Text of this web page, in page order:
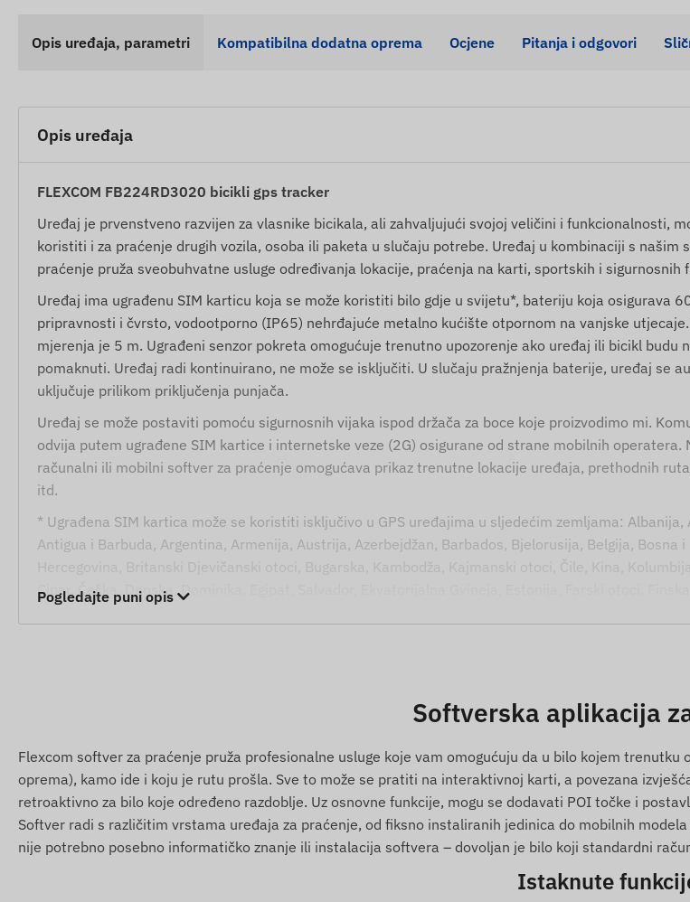
Opis uređaja, parametri Kompatibilna dodatna oprema Ocjene Pitanja i odgovori
Opis uređaja
FLEXCOM FB224RD3020 bicikli gps tracker
Uređaj je prvenstveno razvijen za vlasnike bicikala, ali zahvaljujući svojoj veličini i funkcionalnosti,
koristiti i za praćenje drugih vozila, osoba ili paketa u slučaju potrebe. Uređaj u kombinaciji s našim
praćenje pruža sveobuhvatne usluge određivanja lokacije, praćenja na karti, sportskih i sigurnosnih
Uređaj ima ugrađenu SIM karticu koja se može koristiti bilo gdje u svijetu*, bateriju koja osigurava
pripravnosti i čvrsto, vodootporno (IP65) nehrđajuće metalno kućište otpornom na vanjske
mjerenja je 5 m. Ugrađeni senzor pokreta omogućuje trenutno upozorenje ako uređaj ili bicikl budu
pomaknuti. Uređaj radi kontinuirano, ne može se isključiti. U slučaju pražnjenja baterije, uređaj se
uključuje prilikom priključenja punjača.
Uređaj se može postaviti pomoću sigurnosnih vijaka ispod držača za boce koje proizvodimo mi.
odvija putem ugrađene SIM kartice i internetske veze (2G) osigurane od strane mobilnih operatera.
računalni ili mobilni softver za praćenje omogućava prikaz trenutne lokacije uređaja, prethodnih
itd.
* Ugrađena SIM kartica može se koristiti isključivo u GPS uređajima u sljedećim zemljama: Albanija,
Antigua i Barbuda, Argentina, Armenija, Austrija, Azerbejdžan, Barbados, Bjelorusija, Belgija, Bosna i
Hercegovina, Britanski Djevičanski otoci, Bugarska, Kambodža, Kajmanski otoci, Čile, Kina,
Cipar, Češka, Danska, Dominika, Egipat, Salvador, Ekvatorijalna Gvineja, Estonija, Farski otoci,
Portugal, Rumunjska, Rusija, Saint Kitts i Nevis, Saint Lucia, Saint Vincent i Grenadini, Srbija,
Južna Afrika, Španjolska, Šri Lanka, Švedska, Švicarska, Tajland, Tunis, Turska, Turci i Caicos,
Arapski Emirati, SAD, Vijetnam, Hong Kong
Usluge, značajke
Saradnja s više satelitskih sustava (GPS, GLONASS, GALILEO, BEIDOU)
Komunikacija između uređaja i vlasnika putem GSM 2G mreža, uz pomoć mikro SIM kartice
Pogledajte puni opis
Softverska aplikacija
Flexcom softver za praćenje pruža profesionalne usluge koje vam omogućuju da u bilo kojem
oprema), kamo ide i koju je rutu prošla. Sve to može se pratiti na interaktivnoj karti, a povezana
retroaktivno za bilo koje određeno razdoblje. Uz osnovne funkcije, mogu se dodavati POI točke i
Softver radi s različitim vrstama uređaja za praćenje, od fiksno instaliranih jedinica do mobilnih
nije potrebno posebno informatičko znanje ili instalacija softvera – dovoljan je bilo koji standardni
Istaknute